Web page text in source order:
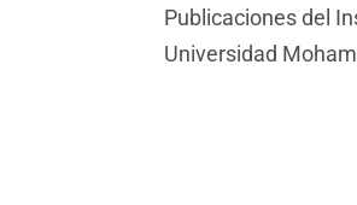
Publicaciones del
Universidad